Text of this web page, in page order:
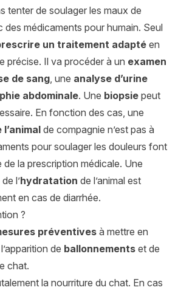
tenter de soulager les maux de
médicaments pour humain. Seul
un traitement adapté en
précise. Il va procéder à un examen
de sang, une analyse d’urine
abdominale. Une biopsie peut
En fonction des cas, une
de compagnie n’est pas à
pour soulager les douleurs font
de la prescription médicale. Une
l’hydratation de l’animal est
en cas de diarrhée.
?
préventives à mettre en
de ballonnements et de
chat.
la nourriture du chat. En cas